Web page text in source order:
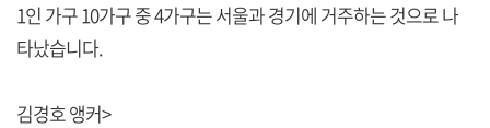
1인 가구 10가구 중 4가구는 서울과 경기에 거주하는 것으로 나
타났습니다.
김경호 앵커>